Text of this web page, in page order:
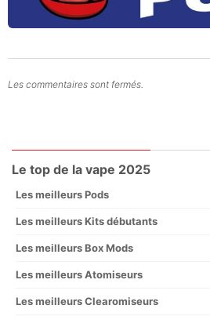
Les commentaires sont fermés.
Le top de la vape 2025
Les meilleurs Pods
Les meilleurs Kits débutants
Les meilleurs Box Mods
Les meilleurs Atomiseurs
Les meilleurs Clearomiseurs